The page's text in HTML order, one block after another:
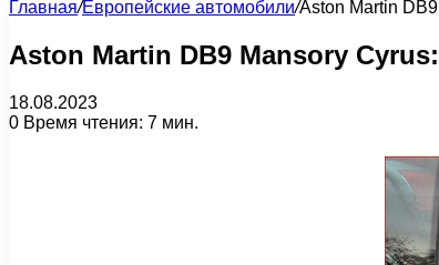
Главная/Европейские автомобили/Aston Martin
Aston Martin DB9 Mansory
18.08.2023
0 Время чтения: 7 мин.